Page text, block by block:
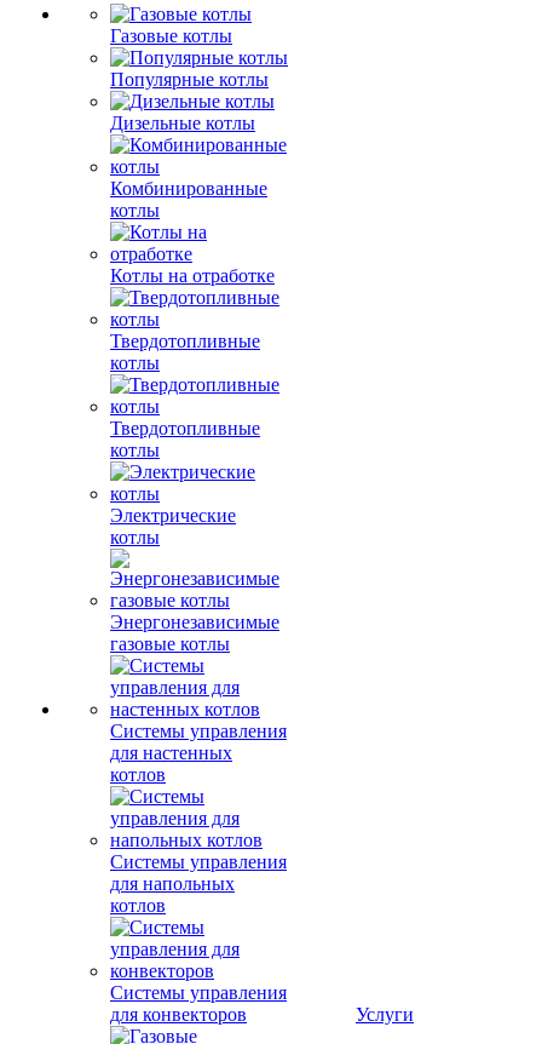
Газовые котлы
Популярные котлы
Дизельные котлы
Комбинированные
котлы
Котлы на отработке
Твердотопливные
котлы
Твердотопливные
котлы
Электрические
котлы
Энергонезависимые
газовые котлы
Системы управления
для настенных
котлов
Системы управления
для напольных
котлов
Системы управления
для конвекторов
Услуги